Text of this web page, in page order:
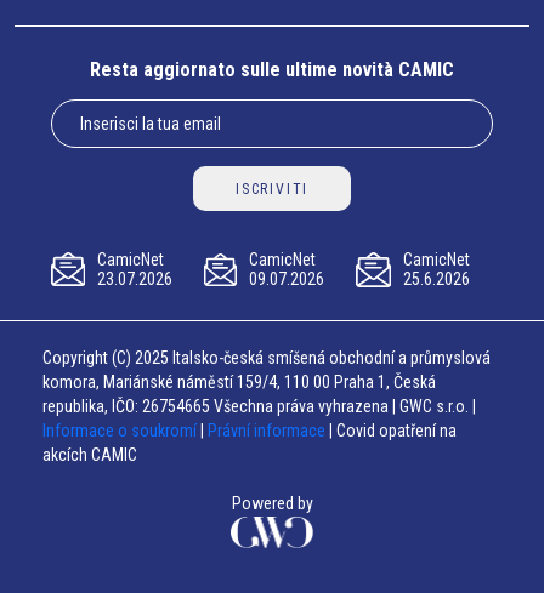
Resta aggiornato sulle ultime novità CAMIC
ISCRIVITI
CamicNet
23.07.2026
CamicNet
09.07.2026
CamicNet
25.6.2026
Copyright (C) 2025 Italsko-česká smíšená obchodní a průmyslová
komora, Mariánské náměstí 159/4, 110 00 Praha 1, Česká
republika, IČO: 26754665 Všechna práva vyhrazena | GWC s.r.o. |
Informace o soukromí
Právní informace | Covid opatření na
akcích CAMIC
Powered by